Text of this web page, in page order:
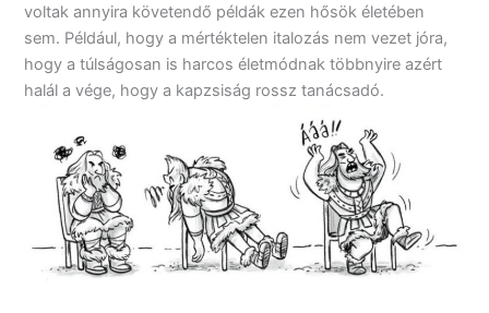
voltak annyira követendő példák ezen hősök életében
sem. Például, hogy a mértéktelen italozás nem vezet jóra,
hogy a túlságosan is harcos életmódnak többnyire azért
halál a vége, hogy a kapzsiság rossz tanácsadó.